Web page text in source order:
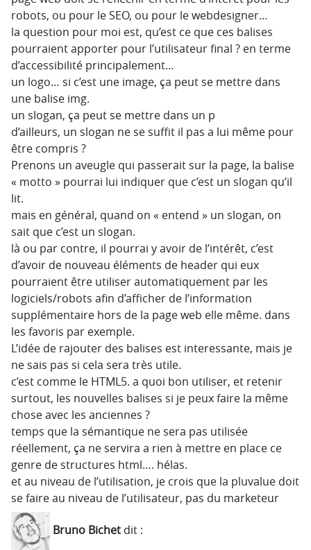
robots, ou pour le SEO, ou pour le webdesigner…
la question pour moi est, qu’est ce que ces balises
pourraient apporter pour l’utilisateur final ? en terme
d’accessibilité principalement…
un logo… si c’est une image, ça peut se mettre dans
une balise img.
un slogan, ça peut se mettre dans un p
d’ailleurs, un slogan ne se suffit il pas a lui même pour
être compris ?
Prenons un aveugle qui passerait sur la page, la balise
« motto » pourrai lui indiquer que c’est un slogan qu’il
lit.
mais en général, quand on « entend » un slogan, on
sait que c’est un slogan.
là ou par contre, il pourrai y avoir de l’intérêt, c’est
d’avoir de nouveau éléments de header qui eux
pourraient être utiliser automatiquement par les
logiciels/robots afin d’afficher de l’information
supplémentaire hors de la page web elle même. dans
les favoris par exemple.
L’idée de rajouter des balises est interessante, mais je
ne sais pas si cela sera très utile.
c’est comme le HTML5. a quoi bon utiliser, et retenir
surtout, les nouvelles balises si je peux faire la même
chose avec les anciennes ?
temps que la sémantique ne sera pas utilisée
réellement, ça ne servira a rien à mettre en place ce
genre de structures html…. hélas.
et au niveau de l’utilisation, je crois que la pluvalue doit
se faire au niveau de l’utilisateur, pas du marketeur
Bruno Bichet dit :